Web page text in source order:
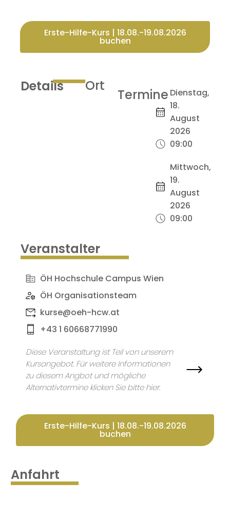
Erste-Hilfe-Kurs | 18.08.-19.08.2026
buchen
Details Ort
Termine Dienstag,
18.
August
2026
09:00
Mittwoch,
19.
August
2026
09:00
Veranstalter
ÖH Hochschule Campus Wien
ÖH Organisationsteam
kurse@oeh-hcw.at
+43 1 60668771990
Diese Veranstaltung ist Teil von unserem
Kursangebot. Für weitere Informationen
zu diesem Angbot und mögliche
Alternativtermine klicken Sie bitte hier.
Erste-Hilfe-Kurs | 18.08.-19.08.2026
buchen
Anfahrt